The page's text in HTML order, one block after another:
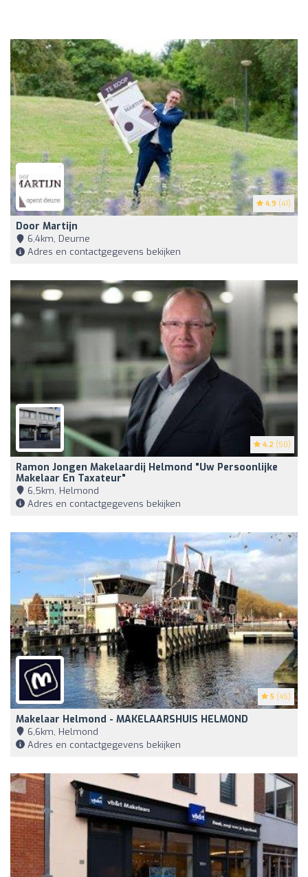
4.9 (41)
Door Martijn
6,4km, Deurne
Adres en contactgegevens bekijken
4.2 (50)
Ramon Jongen Makelaardij Helmond "Uw Persoonlijke
Makelaar En Taxateur"
6,5km, Helmond
Adres en contactgegevens bekijken
5 (45)
Makelaar Helmond - MAKELAARSHUIS HELMOND
6,6km, Helmond
Adres en contactgegevens bekijken